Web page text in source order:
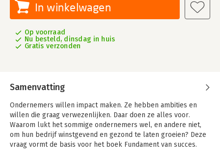
In winkelwagen
Op voorraad
Nu besteld, dinsdag in huis
Gratis verzonden
Samenvatting
Ondernemers willen impact maken. Ze hebben ambities en
willen die graag verwezenlijken. Daar doen ze alles voor.
Waarom lukt het sommige ondernemers wel, en andere niet,
om hun bedrijf winstgevend en gezond te laten groeien? Deze
vraag vormt de basis voor het boek Fundament van succes.